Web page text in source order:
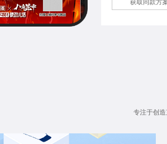
获取同款方
专注于创